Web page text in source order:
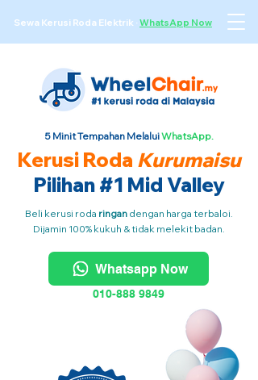
Sewa Kerusi Roda Elektrik · WhatsApp Now
5 Minit Tempahan MelaluiWhatsApp.
Kerusi Roda Kurumaisu
Pilihan #1 Mid Valley
Beli kerusi roda ringan dengan harga terbaloi.
Dijamin 100% kukuh & tidak melekit badan.
Whatsapp Now
010-888 9849